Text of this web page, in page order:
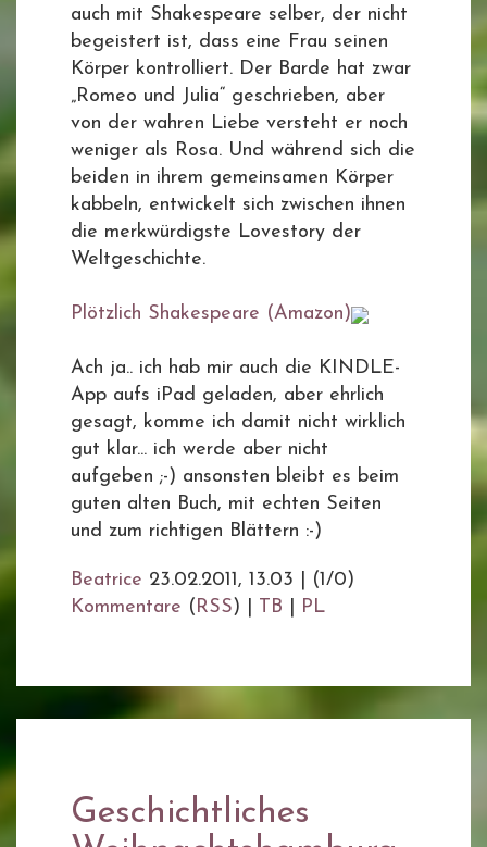
auch mit Shakespeare selber, der nicht
begeistert ist, dass eine Frau seinen
Körper kontrolliert. Der Barde hat zwar
„Romeo und Julia“ geschrieben, aber
von der wahren Liebe versteht er noch
weniger als Rosa. Und während sich die
beiden in ihrem gemeinsamen Körper
kabbeln, entwickelt sich zwischen ihnen
die merkwürdigste Lovestory der
Weltgeschichte.
Plötzlich Shakespeare (Amazon)
Ach ja.. ich hab mir auch die KINDLE-
App aufs iPad geladen, aber ehrlich
gesagt, komme ich damit nicht wirklich
gut klar... ich werde aber nicht
aufgeben ;-) ansonsten bleibt es beim
guten alten Buch, mit echten Seiten
und zum richtigen Blättern :-)
Beatrice 23.02.2011, 13.03
(1/0)
Kommentare ( RSS) | TB PL
Geschichtliches